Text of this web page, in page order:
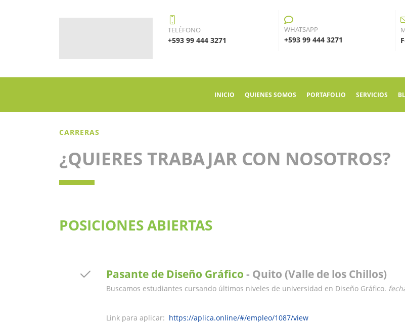
TELÉFONO
+593 99 444 3271
WHATSAPP
+593 99 444 3271
INICIO QUIENES SOMOS PORTAFOLIO SERVICIOS
CARRERAS
¿QUIERES TRABAJAR CON NOSOTROS?
POSICIONES ABIERTAS
Pasante de Diseño Gráfico - Quito (Valle de los Chillos)
Buscamos estudiantes cursando últimos niveles de universidad en Diseño Gráfico.
Link para aplicar: https://aplica.online/#/empleo/1087/view